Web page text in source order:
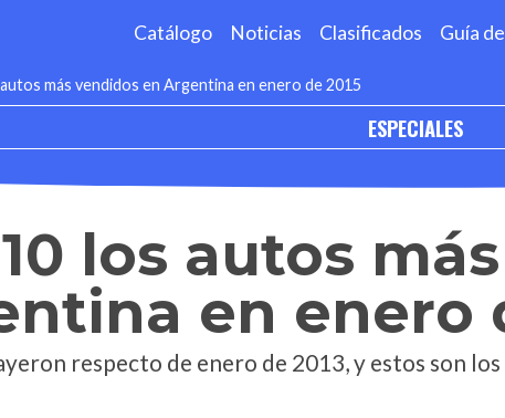
Catálogo Noticias Clasificados Guía
más vendidos en Argentina en enero de 2015
ESPECIALES
los autos
en enero
respecto de enero de 2013, y estos son